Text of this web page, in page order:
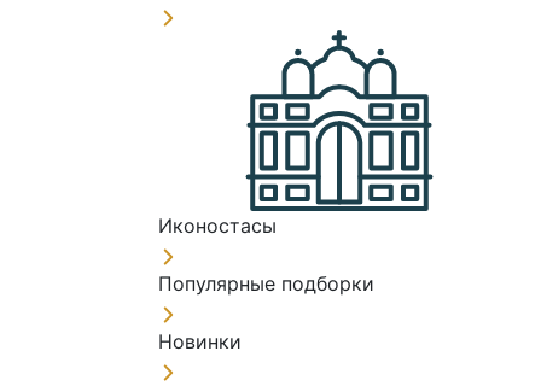
Иконостасы
Популярные подборки
Новинки